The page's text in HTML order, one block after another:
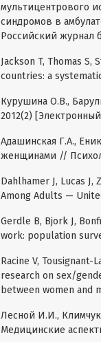
мультицентрового
синдромов в
Российский журнал
Jackson T, Thomas
countries: a
Курушина О.В.,
2012(2)
Адашинская Г.А.,
женщинами //
Dahlhamer J, Lucas
Among Adults —
Gerdle B, Bjork J,
work: population
Racine V,
research on sex/
between women and
Лесной И.И.,
Медицинские